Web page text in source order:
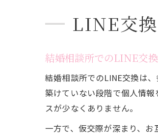
LINE交
結婚相談所でのLINE交
結婚相談所でのLINE交換は
築けていない段階で個人情
スが少なくありません。
一方で、仮交際が深まり、